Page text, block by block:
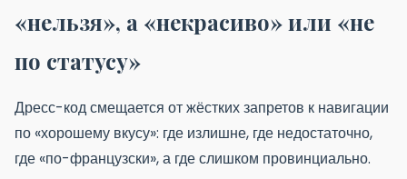
«нельзя», а «некрасиво» или «не
по статусу»
Дресс-код смещается от жёстких запретов к навигации
по «хорошему вкусу»: где излишне, где недостаточно,
где «по-французски», а где слишком провинциально.